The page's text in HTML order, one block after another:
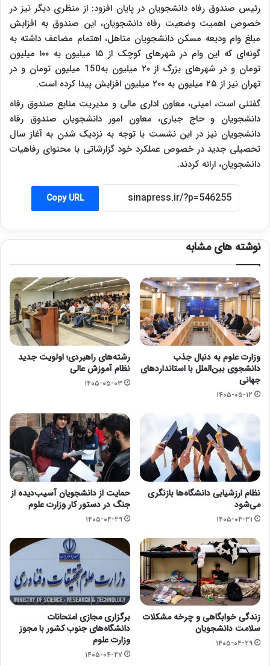
رئیس صندوق رفاه دانشجویان در پایان افزود: از منظری دیگر نیز در
خصوص اهمیت وضعیت رفاه دانشجویان، این صندوق به افزایش
مبلغ وام ودیعه مسکن دانشجویان متاهل، اهتمام مضاعف داشته به
گونه‌ای که این وام در شهرهای کوچک از ۱۵ میلیون به ۱۰۰ میلیون
تومان و در شهرهای بزرگ از ۲۰ میلیون به150 میلیون تومان و در
تهران نیز از ۲۵ میلیون به ۲۰۰ میلیون افزایش پیدا کرده است.
گفتنی است، امینی، معاون اداری مالی و مدیریت منابع صندوق رفاه
دانشجویان و حاج جباری، معاون امور دانشجویان صندوق رفاه
دانشجویان نیز در این نشست با توجه به نزدیک شدن به آغاز سال
تحصیلی جدید در خصوص عملکرد خود گزارشاتی با محتوای رفاهیات
دانشجویان، ارائه کردند.
Copy URL
نوشته های مشابه
وزارت علوم به دنبال جذب
دانشجوی بین‌الملل با استانداردهای
جهانی
۱۴۰۵-۰۵-۱۲
رشته‌های راهبردی؛ اولویت جدید
نظام آموزش عالی
۱۴۰۵-۰۵-۰۳
نظام ارزشیابی دانشگاه‌ها بازنگری
می‌شود
۱۴۰۵-۰۴-۳۱
حمایت از دانشجویان آسیب‌دیده از
جنگ در دستور کار وزارت علوم
۱۴۰۵-۰۴-۲۹
زندگی خوابگاهی و چرخه مشکلات
سلامت دانشجویان
۱۴۰۵-۰۴-۲۹
برگزاری مجازی امتحانات
دانشگاه‌های جنوب کشور با مجوز
وزارت علوم
۱۴۰۵-۰۴-۲۷